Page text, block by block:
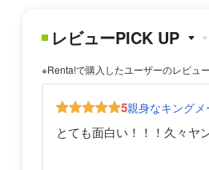
レビューPICK UP
※Renta!で購入したユーザーのレビュ
5親身なキングメ
とても面白い！！！久々ヤ